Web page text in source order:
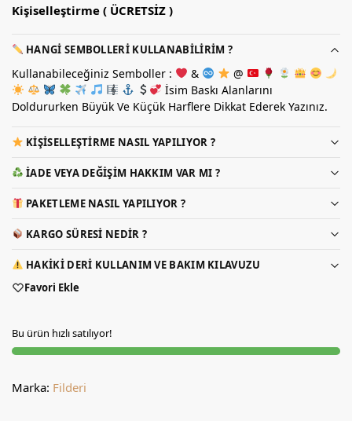
Kişiselleştirme ( ÜCRETSİZ )
HANGI SEMBOLLERI KULLANABILIRIM ?
Kullanabileceğiniz Semboller : &
@
İsim Baskı Alanlarını
Doldururken Büyük Ve Küçük Harflere Dikkat Ederek Yazınız.
KIŞISELLEŞTIRME NASIL YAPILIYOR ?
İADE VEYA DEĞIŞIM HAKKIM VAR MI ?
PAKETLEME NASIL YAPILIYOR ?
KARGO SÜRESI NEDIR ?
HAKIKI DERI KULLANIM VE BAKIM KILAVUZU
Favori Ekle
Bu ürün hızlı satılıyor!
Marka: Filderi